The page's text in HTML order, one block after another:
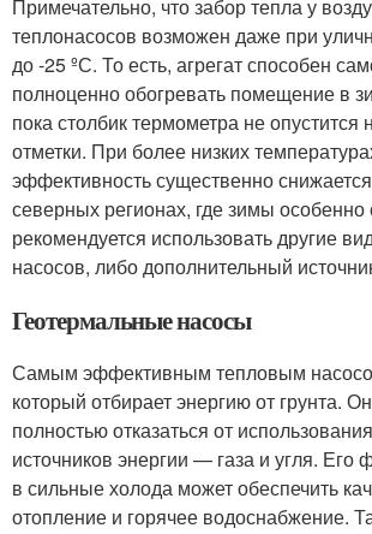
Примечательно, что забор тепла у
теплонасосов возможен даже при
до -25 ºС. То есть, агрегат способен
полноценно обогревать помещение в
пока столбик термометра не опустится
отметки. При более низких
эффективность существенно
северных регионах, где зимы особенно
рекомендуется использовать другие
насосов, либо дополнительный
Геотермальные насосы
Самым эффективным тепловым
который отбирает энергию от грунта.
полностью отказаться от
источников энергии — газа и угля. Его
в сильные холода может обеспечить
отопление и горячее водоснабжение.